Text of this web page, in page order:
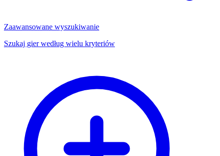
Zaawansowane wyszukiwanie
Szukaj gier według wielu kryteriów